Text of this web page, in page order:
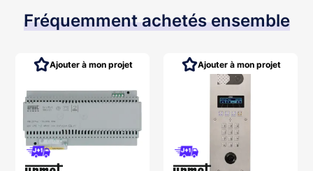
Fréquemment achetés ensemble
Ajouter à mon projet Ajouter à mon projet